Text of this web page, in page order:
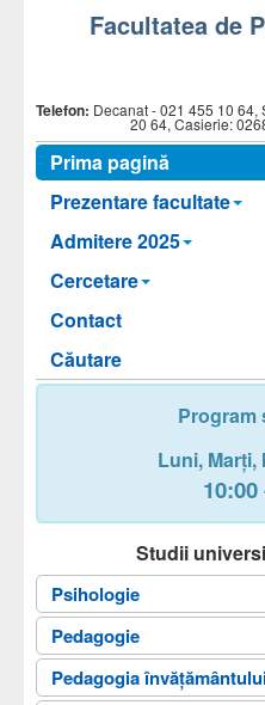
Facultatea de
Telefon: Decanat -021 455 10 64,
20 64, Casierie:
Prima pagină
Prezentare facultate
Admitere 2025
Cercetare
Contact
Căutare
Program
Luni, Marți,
10:00
Studii
Psihologie
Pedagogie
Pedagogia